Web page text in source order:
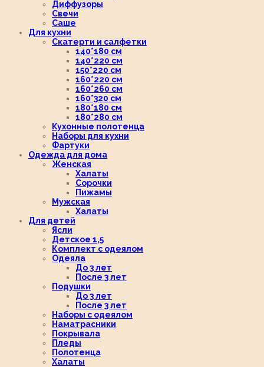
Диффузоры
Свечи
Саше
Для кухни
Скатерти и салфетки
140*180 см
140*220 см
150*220 см
160*220 см
160*260 см
160*320 см
180*180 см
180*280 см
Кухонные полотенца
Наборы для кухни
Фартуки
Одежда для дома
Женская
Халаты
Сорочки
Пижамы
Мужская
Халаты
Для детей
Ясли
Детское 1,5
Комплект с одеялом
Одеяла
До 3 лет
После 3 лет
Подушки
До 3 лет
После 3 лет
Наборы с одеялом
Наматрасники
Покрывала
Пледы
Полотенца
Халаты